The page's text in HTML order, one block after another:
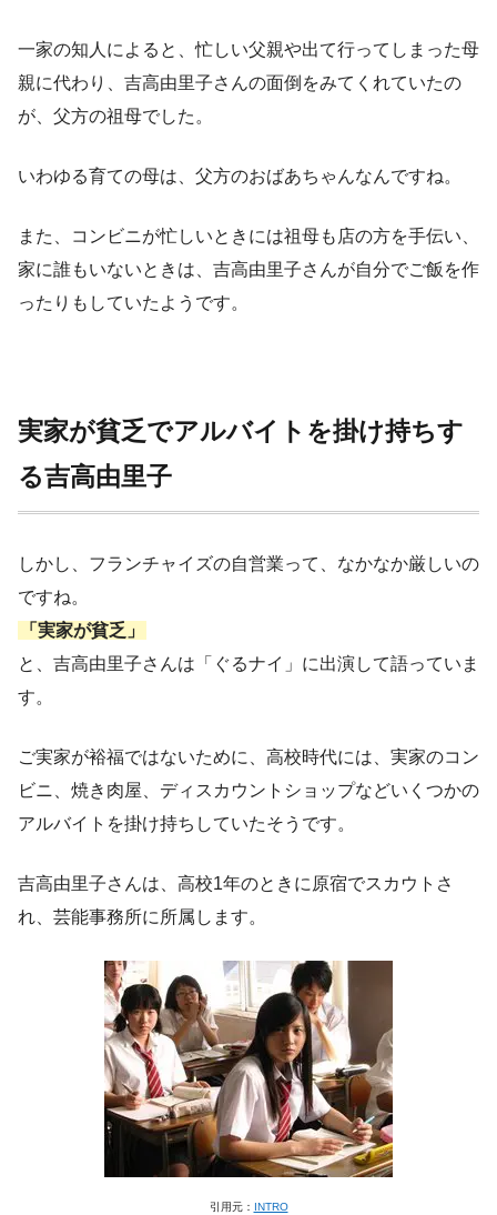
一家の知人によると、忙しい父親や出て行ってしまった母
親に代わり、吉高由里子さんの面倒をみてくれていたの
が、父方の祖母でした。
いわゆる育ての母は、父方のおばあちゃんなんですね。
また、コンビニが忙しいときには祖母も店の方を手伝い、
家に誰もいないときは、吉高由里子さんが自分でご飯を作
ったりもしていたようです。
実家が貧乏でアルバイトを掛け持ちす
る吉高由里子
しかし、フランチャイズの自営業って、なかなか厳しいの
ですね。
「実家が貧乏」
と、吉高由里子さんは「ぐるナイ」に出演して語っていま
す。
ご実家が裕福ではないために、高校時代には、実家のコン
ビニ、焼き肉屋、ディスカウントショップなどいくつかの
アルバイトを掛け持ちしていたそうです。
吉高由里子さんは、高校1年のときに原宿でスカウトさ
れ、芸能事務所に所属します。
引用元： INTRO